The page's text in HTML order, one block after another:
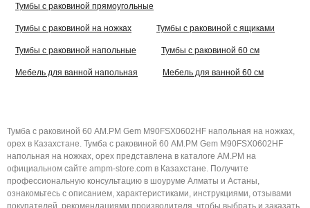
Тумбы с раковиной прямоугольные
Тумбы с раковиной на ножках Тумбы с раковиной с ящиками
Тумбы с раковиной напольные Тумбы с раковиной 60 см
Мебель для ванной напольная Мебель для ванной 60 см
Тумба с раковиной 60 AM.PM Gem M90FSX0602HF напольная на ножках,
орех в Казахстане. Тумба с раковиной 60 AM.PM Gem M90FSX0602HF
напольная на ножках, орех представлена в каталоге AM.PM на
официальном сайте ampm-store.com в Казахстане. Получите
профессиональную консультацию в шоуруме Алматы и Астаны,
ознакомьтесь с описанием, характеристиками, инструкциями, отзывами
покупателей, рекомендациями производителя, чтобы выбрать и заказать